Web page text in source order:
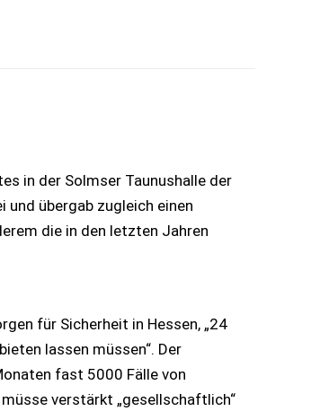
in der Solmser Taunushalle der
übergab zugleich einen
die in den letzten Jahren
für Sicherheit in Hessen, „24
lassen müssen“. Der
fast 5000 Fälle von
verstärkt „gesellschaftlich“